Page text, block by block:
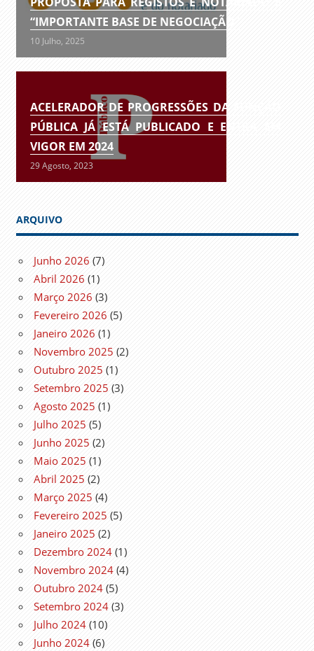
“IMPORTANTE BASE DE NEGOCIAÇÃO”
10 Julho, 2025
ACELERADOR DE PROGRESSÕES DA FUNÇÃO
PÚBLICA JÁ ESTÁ PUBLICADO E ENTRA EM
VIGOR EM 2024
29 Agosto, 2023
ARQUIVO
Junho 2026 (7)
Abril 2026 (1)
Março 2026 (3)
Fevereiro 2026 (5)
Janeiro 2026 (1)
Novembro 2025 (2)
Outubro 2025 (1)
Setembro 2025 (3)
Agosto 2025 (1)
Julho 2025 (5)
Junho 2025 (2)
Maio 2025 (1)
Abril 2025 (2)
Março 2025 (4)
Fevereiro 2025 (5)
Janeiro 2025 (2)
Dezembro 2024 (1)
Novembro 2024 (4)
Outubro 2024 (5)
Setembro 2024 (3)
Julho 2024 (10)
Junho 2024 (6)